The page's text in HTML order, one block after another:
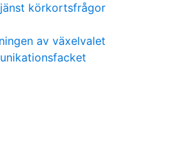
körkortsfrågor
av växelvalet